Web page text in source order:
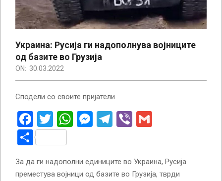
Украина: Русија ги надополнува војниците
од базите во Грузија
ON: 30.03.2022
Сподели со своите пријатели
Facebook
Twitter
WhatsApp
Messenger
Telegram
Viber
Share
За да ги надополни единиците во Украина, Русија
преместува војници од базите во Грузија, тврди